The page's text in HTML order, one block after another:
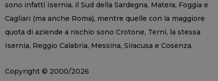
sono infatti Isernia, il Sud della Sardegna, Matera, Foggia e
Cagliari (ma anche Roma), mentre quelle con la maggiore
quota di aziende a rischio sono Crotone, Terni, la stessa
Isernia, Reggio Calabria, Messina, Siracusa e Cosenza.
Copyright © 2000/2026